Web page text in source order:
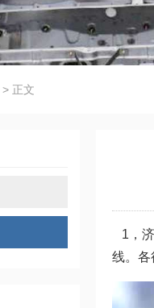
> 正文
1，
线。各